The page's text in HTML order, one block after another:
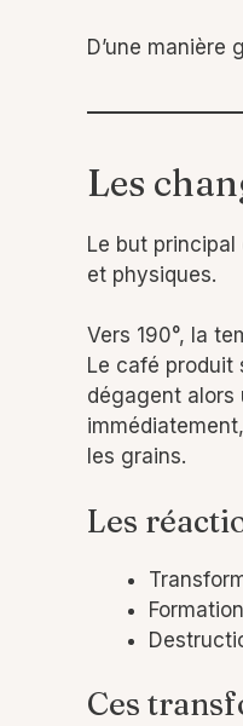
D’une
Les
Le but
et physiques.
Vers 190°, la
Le café produit
dégagent alors
les grains.
Les
Ces